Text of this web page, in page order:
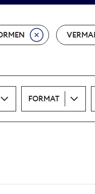
FORMAT